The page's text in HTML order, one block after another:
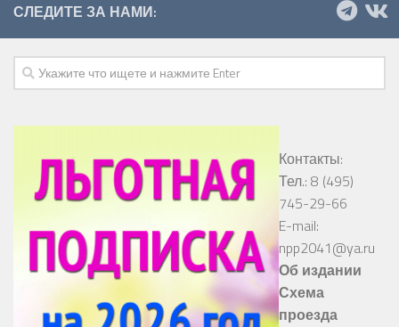
СЛЕДИТЕ ЗА НАМИ:
Контакты:
Тел.: 8 (495)
745-29-66
E-mail:
npp2041@ya.ru
Об издании
Схема
проезда